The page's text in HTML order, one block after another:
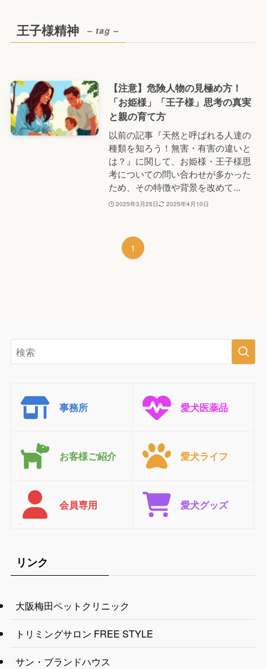
王子様精神 – tag –
【注意】危険人物の見極め方！
「お姫様」「王子様」思考の真実
と親の育て方
以前の記事『天然と呼ばれる人達の
種類を知ろう！無害・有害の違いと
は？』に関して、お姫様・王子様思
考についての問い合わせが多かった
ため、その特徴や背景を改めて...
2025年3月25日 2025年4月10日
1
事務所 愛犬医薬品
お客様ご紹介 愛犬ライフ
会員専用 愛犬グッズ
リンク
大阪梅田ペットクリニック
トリミングサロン FREE STYLE
サン・ブランドハウス